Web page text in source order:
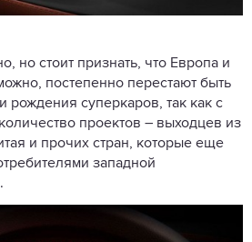
но стоит признать, что Европа и
постепенно перестают быть
суперкаров, так как с
проектов – выходцев из
и прочих стран, которые еще
западной